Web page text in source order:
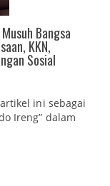
Bangsa
KKN,
Sosial
ini sebagai
Ireng” dalam